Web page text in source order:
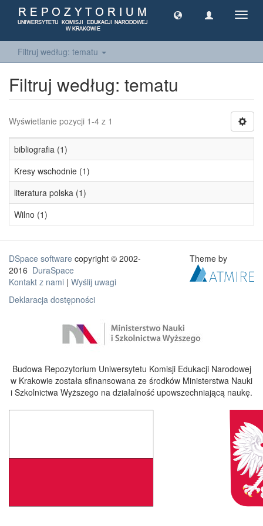
Filtruj według: tematu
Filtruj według: tematu
Wyświetlanie pozycji 1-4 z 1
bibliografia (1)
Kresy wschodnie (1)
literatura polska (1)
Wilno (1)
DSpace software copyright © 2002-
2016 DuraSpace
Kontakt z nami | Wyślij uwagi
Deklaracja dostępności
Theme by
Budowa Repozytorium Uniwersytetu Komisji Edukacji Narodowej
w Krakowie została sfinansowana ze środków Ministerstwa Nauki
i Szkolnictwa Wyższego na działalność upowszechniającą naukę.